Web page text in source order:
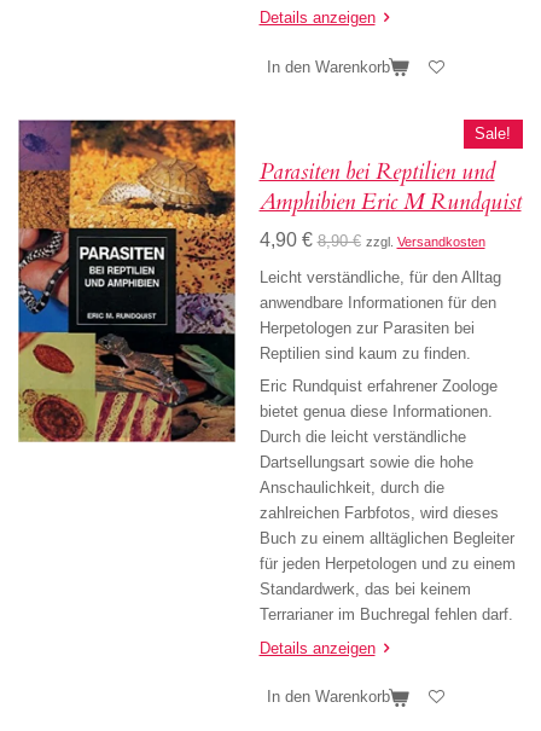
Details anzeigen
In den Warenkorb
Sale!
Parasiten bei Reptilien und
Amphibien Eric M Rundquist
4,90 € 8,90 € zzgl. Versandkosten
Leicht verständliche, für den Alltag
anwendbare Informationen für den
Herpetologen zur Parasiten bei
Reptilien sind kaum zu finden.
Eric Rundquist erfahrener Zoologe
bietet genua diese Informationen.
Durch die leicht verständliche
Dartsellungsart sowie die hohe
Anschaulichkeit, durch die
zahlreichen Farbfotos, wird dieses
Buch zu einem alltäglichen Begleiter
für jeden Herpetologen und zu einem
Standardwerk, das bei keinem
Terrarianer im Buchregal fehlen darf.
Details anzeigen
In den Warenkorb